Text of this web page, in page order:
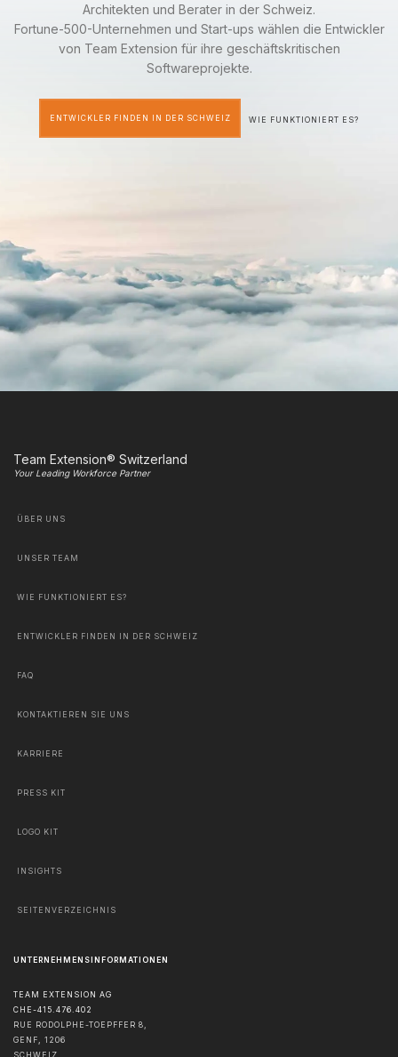
Architekten und Berater in der Schweiz.
Fortune-500-Unternehmen und Start-ups wählen die Entwickler
von Team Extension für ihre geschäftskritischen
Softwareprojekte.
ENTWICKLER FINDEN IN DER SCHWEIZ WIE FUNKTIONIERT ES?
Team Extension® Switzerland
Your Leading Workforce Partner
ÜBER UNS
UNSER TEAM
WIE FUNKTIONIERT ES?
ENTWICKLER FINDEN IN DER SCHWEIZ
FAQ
KONTAKTIEREN SIE UNS
KARRIERE
PRESS KIT
LOGO KIT
INSIGHTS
SEITENVERZEICHNIS
UNTERNEHMENSINFORMATIONEN
TEAM EXTENSION AG
CHE-415.476.402
RUE RODOLPHE-TOEPFFER 8,
GENF, 1206